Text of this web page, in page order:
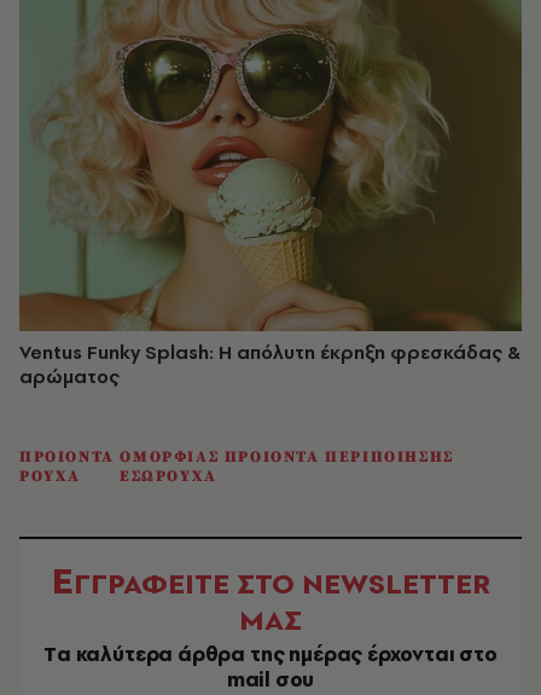
Ventus Funky Splash: Η απόλυτη έκρηξη φρεσκάδας &
αρώματος
ΠΡΟΙΟΝΤΑ ΟΜΟΡΦΙΑΣ ΠΡΟΙΟΝΤΑ ΠΕΡΙΠΟΙΗΣΗΣ
ΡΟΥΧΑ
ΕΣΩΡΟΥΧΑ
ΕΓΓΡΑΦΕΙΤΕ ΣΤΟ NEWSLETTER
ΜΑΣ
Tα καλύτερα άρθρα της ημέρας έρχονται στο
mail σου